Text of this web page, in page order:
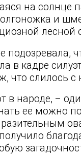
на солнце
и
лесной
в кадре
что слилось
в народе, –
её можно